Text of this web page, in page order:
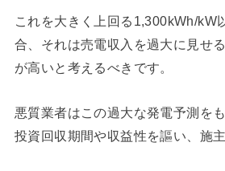
これを大きく上回る1,300kWh/kW
合、それは売電収入を過大に見せ
が高いと考えるべきです。
悪質業者はこの過大な発電予測を
投資回収期間や収益性を謳い、施